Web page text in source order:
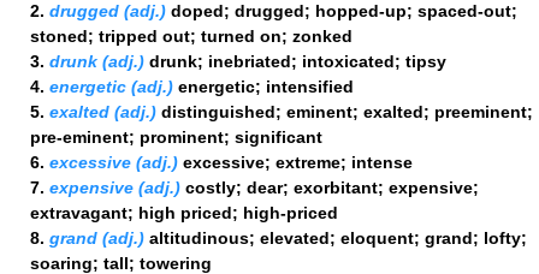
2. drugged (adj.) doped; drugged; hopped-up; spaced-out;
stoned; tripped out; turned on; zonked
3. drunk (adj.) drunk; inebriated; intoxicated; tipsy
4. energetic (adj.) energetic; intensified
5. exalted (adj.) distinguished; eminent; exalted; preeminent;
pre-eminent; prominent; significant
6. excessive (adj.) excessive; extreme; intense
7. expensive (adj.) costly; dear; exorbitant; expensive;
extravagant; high priced; high-priced
8. grand (adj.) altitudinous; elevated; eloquent; grand; lofty;
soaring; tall; towering